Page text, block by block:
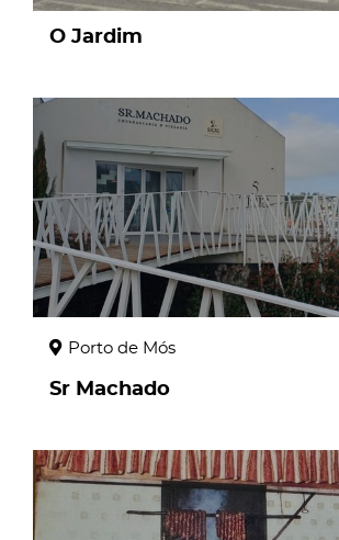
O Jardim
page
Porto de Mós
Sr Machado
page